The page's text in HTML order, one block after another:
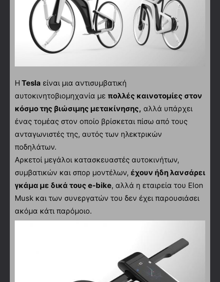
Η Tesla είναι μια αντισυμβατική
αυτοκινητοβιομηχανία με πολλές καινοτομίες στον
κόσμο της βιώσιμης μετακίνησης, αλλά υπάρχει
ένας τομέας στον οποίο βρίσκεται πίσω από τους
ανταγωνιστές της, αυτός των ηλεκτρικών
ποδηλάτων.
Αρκετοί μεγάλοι κατασκευαστές αυτοκινήτων,
συμβατικών και σπορ μοντέλων, έχουν ήδη λανσάρει
γκάμα με δικά τους e-bike, αλλά η εταιρεία του Elon
Musk και των συνεργατών του δεν έχει παρουσιάσει
ακόμα κάτι παρόμοιο.